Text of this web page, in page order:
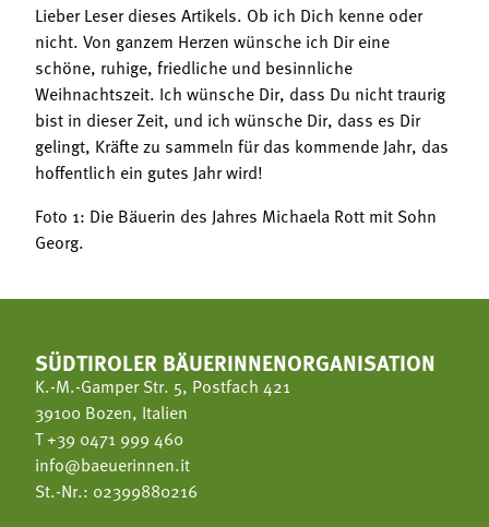
Lieber Leser dieses Artikels. Ob ich Dich kenne oder
nicht. Von ganzem Herzen wünsche ich Dir eine
schöne, ruhige, friedliche und besinnliche
Weihnachtszeit. Ich wünsche Dir, dass Du nicht traurig
bist in dieser Zeit, und ich wünsche Dir, dass es Dir
gelingt, Kräfte zu sammeln für das kommende Jahr, das
hoffentlich ein gutes Jahr wird!
Foto 1: Die Bäuerin des Jahres Michaela Rott mit Sohn
Georg.
SÜDTIROLER BÄUERINNENORGANISATION
K.-M.-Gamper Str. 5, Postfach 421
39100 Bozen, Italien
T+39 0471 999 460
info@baeuerinnen.it
St.-Nr.: 02399880216